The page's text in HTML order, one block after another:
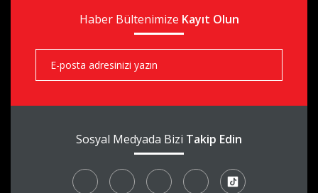
Haber Bültenimize Kayıt Olun
Sosyal Medyada Bizi Takip Edin